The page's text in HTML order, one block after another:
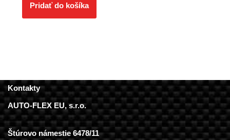
Pridať do košíka
Kontakty
AUTO-FLEX EU, s.r.o.
Štúrovo námestie 6478/11